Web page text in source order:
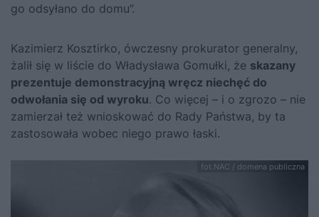
go odsyłano do domu”.
Kazimierz Kosztirko, ówczesny prokurator generalny,
żalił się w liście do Władysława Gomułki, że skazany
prezentuje demonstracyjną wręcz niechęć do
odwołania się od wyroku. Co więcej – i o zgrozo – nie
zamierzał też wnioskować do Rady Państwa, by ta
zastosowała wobec niego prawo łaski.
fot.NAC / domena publiczna